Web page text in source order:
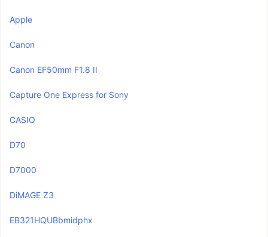
Apple
Canon
Canon EF50mm F1.8 II
Capture One Express for Sony
CASIO
D70
D7000
DiMAGE Z3
EB321HQUBbmidphx